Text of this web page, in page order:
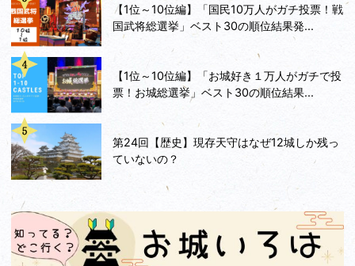
【1位～10位編】「国民10万人がガチ投票！戦
国武将総選挙」ベスト30の順位結果発...
【1位～10位編】「お城好き１万人がガチで投
票！お城総選挙」ベスト30の順位結果...
第24回【歴史】現存天守はなぜ12城しか残っ
ていないの？